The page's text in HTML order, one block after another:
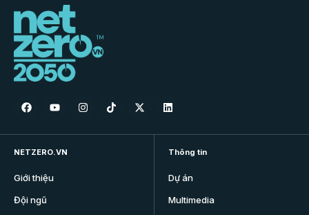
NETZERO.VN
Giới thiệu
Đội ngũ
Thông tin
Dự án
Multimedia